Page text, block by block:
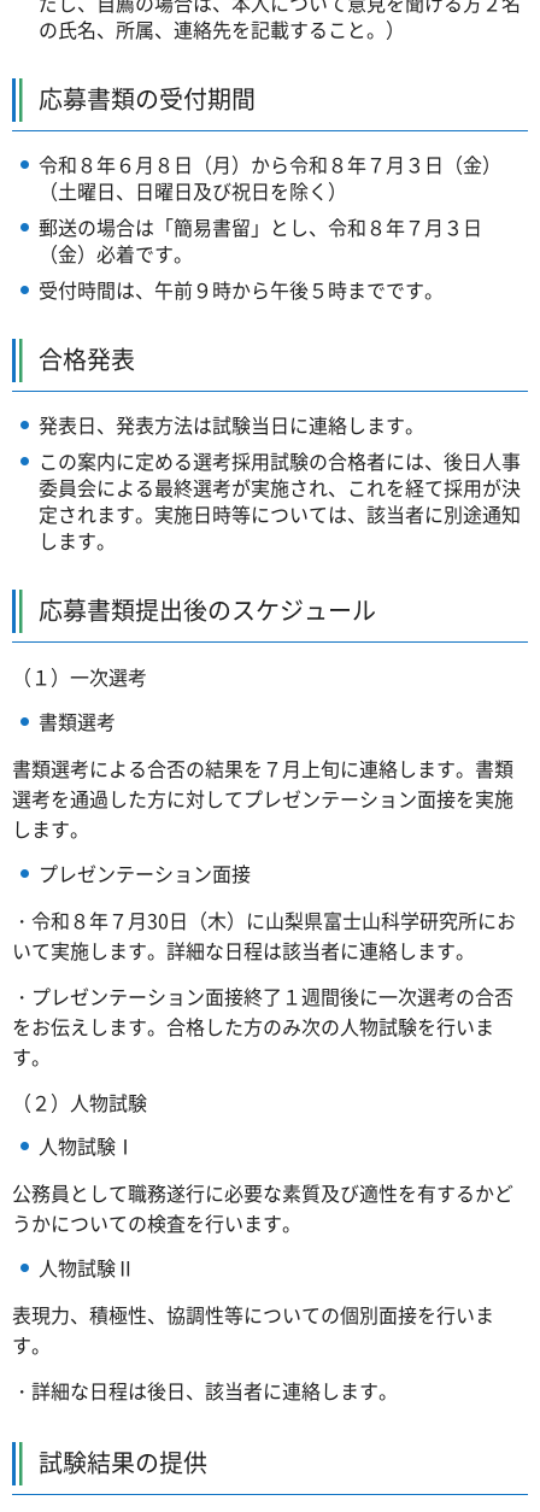
の氏名、所属、連絡先を記載すること。）
応募書類の受付期間
令和８年６月８日（月）から令和８年７月３日（金）
（土曜日、日曜日及び祝日を除く）
郵送の場合は「簡易書留」とし、令和８年７月３日
（金）必着です。
受付時間は、午前９時から午後５時までです。
合格発表
発表日、発表方法は試験当日に連絡します。
この案内に定める選考採用試験の合格者には、後日人事
委員会による最終選考が実施され、これを経て採用が決
定されます。実施日時等については、該当者に別途通知
します。
応募書類提出後のスケジュール
（１）一次選考
書類選考
書類選考による合否の結果を７月上旬に連絡します。書類
選考を通過した方に対してプレゼンテーション面接を実施
します。
プレゼンテーション面接
・令和８年７月30日（木）に山梨県富士山科学研究所にお
いて実施します。詳細な日程は該当者に連絡します。
・プレゼンテーション面接終了１週間後に一次選考の合否
をお伝えします。合格した方のみ次の人物試験を行いま
す。
（２）人物試験
人物試験Ⅰ
公務員として職務遂行に必要な素質及び適性を有するかど
うかについての検査を行います。
人物試験Ⅱ
表現力、積極性、協調性等についての個別面接を行いま
す。
・詳細な日程は後日、該当者に連絡します。
試験結果の提供